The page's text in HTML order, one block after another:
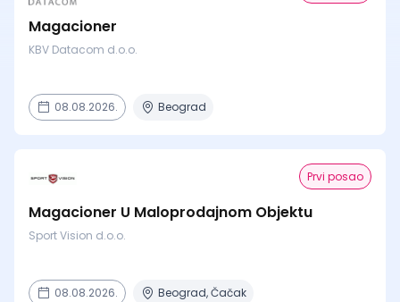
Magacioner
KBV Datacom d.o.o.
08.08.2026. Beograd
Prvi posao
Magacioner U Maloprodajnom Objektu
Sport Vision d.o.o.
08.08.2026. Beograd, Čačak